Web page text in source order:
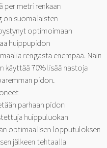
per metri renkaan
on suomalaisten
optimoimaan
huippupidon
rengasta enempää. Näin
käyttää 70% lisää nastoja
pidon.
parhaan pidon
huippuluokan
optimaalisen lopputuloksen
jälkeen tehtaalla